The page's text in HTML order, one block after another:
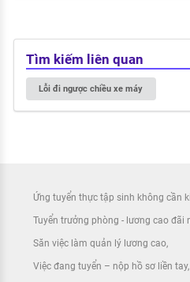
Tìm kiếm liên quan
Lỗi đi ngược chiều xe máy
Ứng tuyển thực tập sinh không cần
Tuyển trưởng phòng - lương cao đãi
Săn việc làm quản lý lương cao
Việc đang tuyển – nộp hồ sơ liền tay